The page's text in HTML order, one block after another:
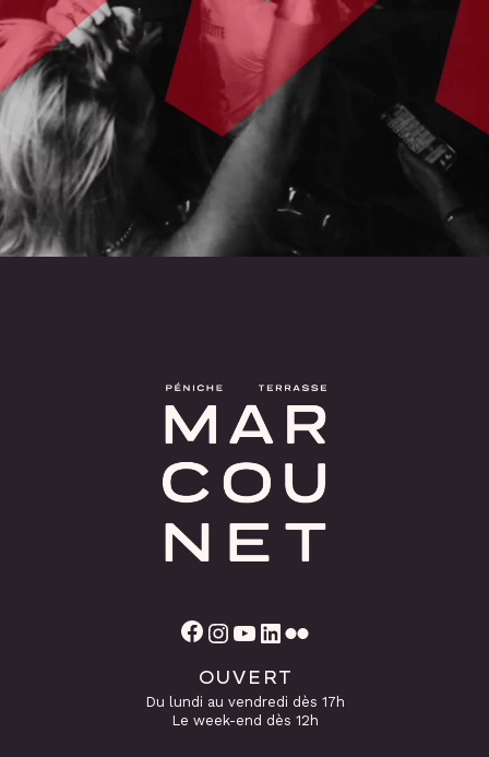
Facebook Instagram YouTube
OUVERT
Du lundi au vendredi dès 17h
Le week-end dès 12h